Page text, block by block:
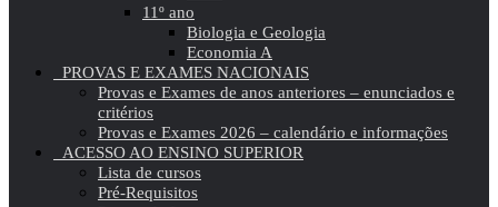
11º ano
Biologia e Geologia
Economia A
PROVAS E EXAMES NACIONAIS
Provas e Exames de anos anteriores – enunciados e
critérios
Provas e Exames 2026 – calendário e informações
ACESSO AO ENSINO SUPERIOR
Lista de cursos
Pré-Requisitos